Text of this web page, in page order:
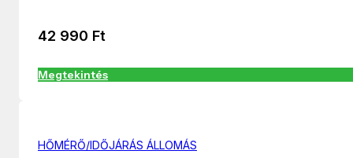
42 990 Ft
Megtekintés
HŐMÉRŐ/IDŐJÁRÁS ÁLLOMÁS